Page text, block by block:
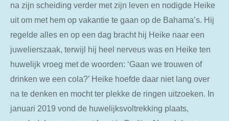
na zijn scheiding verder met zijn leven en nodigde Heike
uit om met hem op vakantie te gaan op de Bahama’s. Hij
regelde alles en op een dag bracht hij Heike naar een
juwelierszaak, terwijl hij heel nerveus was en Heike ten
huwelijk vroeg met de woorden: ‘Gaan we trouwen of
drinken we een cola?’ Heike hoefde daar niet lang over
na te denken en mocht ter plekke de ringen uitzoeken. In
januari 2019 vond de huwelijksvoltrekking plaats,